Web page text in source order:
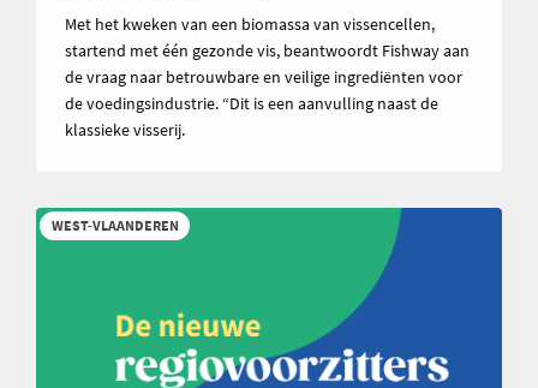
Met het kweken van een biomassa van vissencellen,
startend met één gezonde vis, beantwoordt Fishway aan
de vraag naar betrouwbare en veilige ingrediënten voor
de voedingsindustrie. “Dit is een aanvulling naast de
klassieke visserij.
WEST-VLAANDEREN